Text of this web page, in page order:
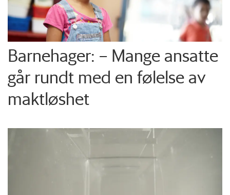
Barnehager: – Mange ansatte
går rundt med en følelse av
maktløshet